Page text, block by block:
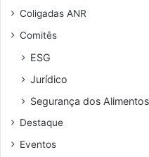
n
e
e
e
Coligadas ANR
Comitês
ESG
Jurídico
Segurança dos Alimentos
Destaque
Eventos